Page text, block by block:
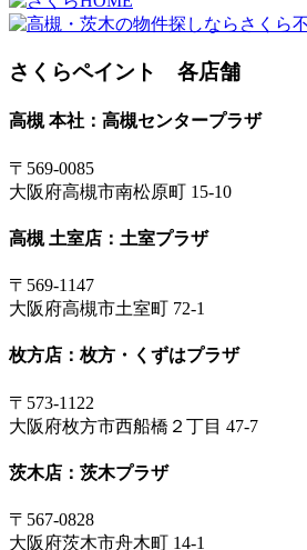
さくらペイント 各店舗
高槻 本社：高槻センタープラザ
〒569-0085
大阪府高槻市南松原町 15-10
高槻 土室店：土室プラザ
〒569-1147
大阪府高槻市土室町 72-1
枚方店：枚方・くずはプラザ
〒573-1122
大阪府枚方市西船橋２丁目 47-7
茨木店：茨木プラザ
〒567-0828
大阪府茨木市舟木町 14-1